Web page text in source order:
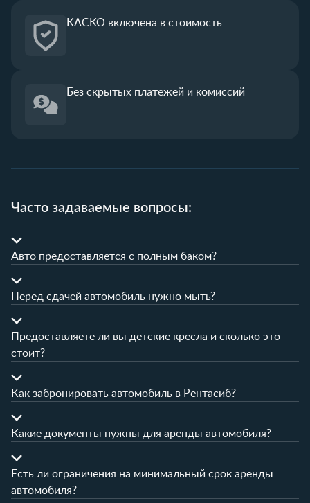
КАСКО включена в стоимость
Без скрытых платежей и комиссий
Часто задаваемые вопросы:
Авто предоставляется с полным баком?
Перед сдачей автомобиль нужно мыть?
Предоставляете ли вы детские кресла и сколько это
стоит?
Как забронировать автомобиль в Рентасиб?
Какие документы нужны для аренды автомобиля?
Есть ли ограничения на минимальный срок аренды
автомобиля?